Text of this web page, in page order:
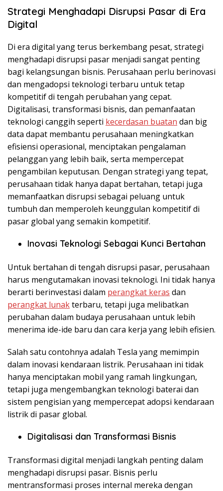
Strategi Menghadapi Disrupsi Pasar di Era
Digital
Di era digital yang terus berkembang pesat, strategi
menghadapi disrupsi pasar menjadi sangat penting
bagi kelangsungan bisnis. Perusahaan perlu berinovasi
dan mengadopsi teknologi terbaru untuk tetap
kompetitif di tengah perubahan yang cepat.
Digitalisasi, transformasi bisnis, dan pemanfaatan
teknologi canggih seperti kecerdasan buatan dan big
data dapat membantu perusahaan meningkatkan
efisiensi operasional, menciptakan pengalaman
pelanggan yang lebih baik, serta mempercepat
pengambilan keputusan. Dengan strategi yang tepat,
perusahaan tidak hanya dapat bertahan, tetapi juga
memanfaatkan disrupsi sebagai peluang untuk
tumbuh dan memperoleh keunggulan kompetitif di
pasar global yang semakin kompetitif.
Inovasi Teknologi Sebagai Kunci Bertahan
Untuk bertahan di tengah disrupsi pasar, perusahaan
harus mengutamakan inovasi teknologi. Ini tidak hanya
berarti berinvestasi dalam perangkat keras dan
perangkat lunakterbaru, tetapi juga melibatkan
perubahan dalam budaya perusahaan untuk lebih
menerima ide-ide baru dan cara kerja yang lebih efisien.
Salah satu contohnya adalah Tesla yang memimpin
dalam inovasi kendaraan listrik. Perusahaan ini tidak
hanya menciptakan mobil yang ramah lingkungan,
tetapi juga mengembangkan teknologi baterai dan
sistem pengisian yang mempercepat adopsi kendaraan
listrik di pasar global.
Digitalisasi dan Transformasi Bisnis
Transformasi digital menjadi langkah penting dalam
menghadapi disrupsi pasar. Bisnis perlu
mentransformasi proses internal mereka dengan